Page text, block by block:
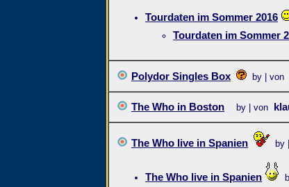
Tourdaten im Sommer 2016
Tourdaten im Sommer
Polydor Singles Box by | von
The Who in Boston by | von
The Who live in Spanien by
The Who live in Spanien